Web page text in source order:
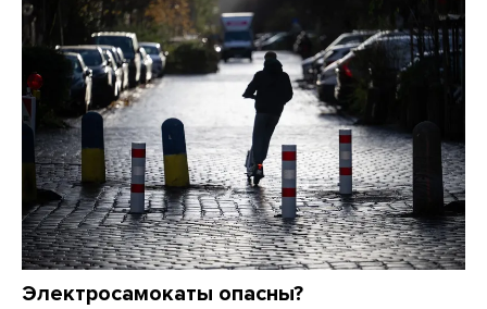
Электросамокаты опасны?